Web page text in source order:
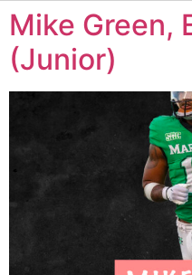
Mike Green,
(Junior)